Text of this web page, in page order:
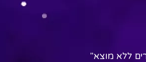
ללא מוצא"